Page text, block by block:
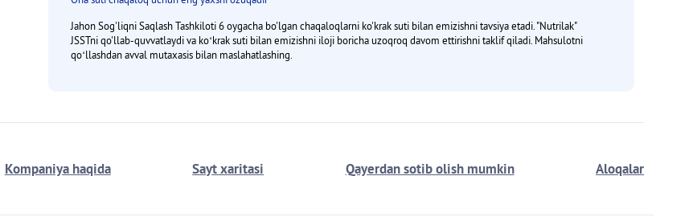
Jahon Sog'liqni Saqlash Tashkiloti 6 oygacha bo'lgan chaqaloqlarni ko'krak suti bilan emizishni tavsiya etadi. "Nutrilak"
JSSTni qo'llab-quvvatlaydi va koʻkrak suti bilan emizishni iloji boricha uzoqroq davom ettirishni taklif qiladi. Mahsulotni
qoʻllashdan avval mutaxasis bilan maslahatlashing.
Kompaniya haqida Sayt xaritasi Qayerdan sotib olish mumkin Aloqalar